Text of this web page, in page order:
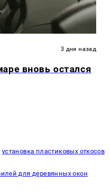
3 дня назад
вновь остался
установка пластиковых откосов
для деревянных окон